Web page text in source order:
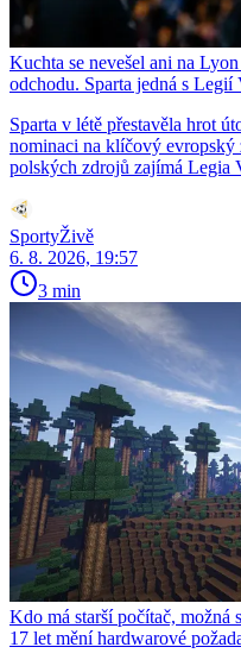
Kuchta se nevešel ani na
odchodu. Sparta jedná s Legií
Sparta v létě přestavěla hrot
nominaci na klíčový evropský
polských zdrojů zajímá Legia
SportyŽivě
6. 8. 2026, 19:57
3 min
Kdo má starší počítač, možná
17 let mění hardwarové